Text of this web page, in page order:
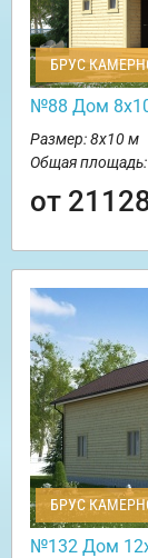
БРУС
№88 Дом
Размер: 8х10 м
Общая
от
БРУС
№132 Дом